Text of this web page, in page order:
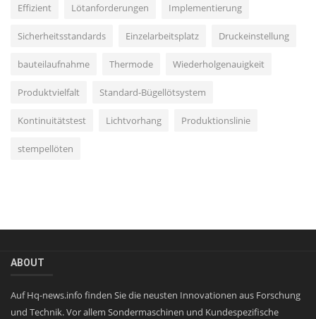
Effizient Lötanforderungen Implementierung
Sicherheitsstandards Einzelarbeitsplatz Druckeinstellung
bauteilaufnahme Thermode Wiederholgenauigkeit
Produktvielfalt Standard-Bügellötsystem
Kontinuitätstest Lichtvorhang Produktionslinie
stempellöten
ABOUT
Auf Hq-news.info finden Sie die neusten Innovationen aus Forschung
und Technik. Vor allem Sondermaschinen und Kundespezifische